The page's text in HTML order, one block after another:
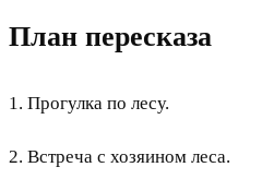
План пересказа
1. Прогулка по лесу.
2. Встреча с хозяином леса.